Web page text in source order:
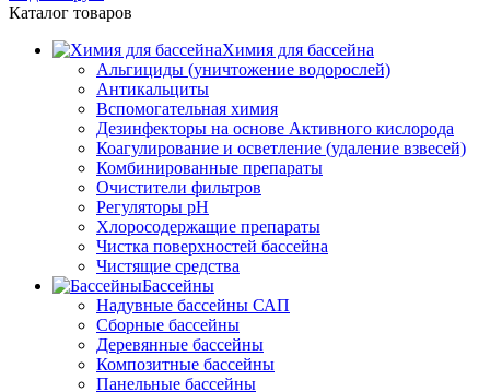
Каталог товаров
Химия для бассейна
Альгициды (уничтожение водорослей)
Антикальциты
Вспомогательная химия
Дезинфекторы на основе Активного кислорода
Коагулирование и осветление (удаление взвесей)
Комбинированные препараты
Очистители фильтров
Регуляторы pH
Хлоросодержащие препараты
Чистка поверхностей бассейна
Чистящие средства
Бассейны
Надувные бассейны САП
Сборные бассейны
Деревянные бассейны
Композитные бассейны
Панельные бассейны